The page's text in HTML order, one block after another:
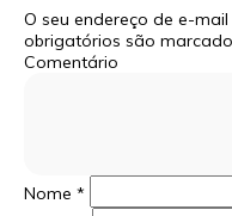
O seu endereço de e-
obrigatórios são
Comentário
Nome *